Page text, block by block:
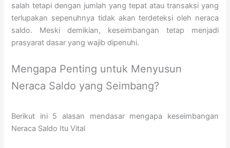
salah tetapi dengan jumlah yang tepat atau transaksi yang
terlupakan sepenuhnya tidak akan terdeteksi oleh neraca
saldo. Meski demikian, keseimbangan tetap menjadi
prasyarat dasar yang wajib dipenuhi.
Mengapa Penting untuk Menyusun
Neraca Saldo yang Seimbang?
Berikut ini 5 alasan mendasar mengapa keseimbangan
Neraca Saldo Itu Vital